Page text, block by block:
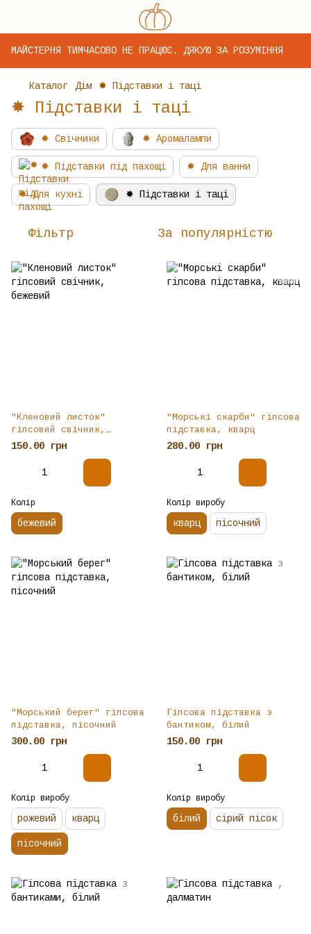
МАЙСТЕРНЯ ТИМЧАСОВО НЕ ПРАЦЮЄ. ДЯКУЮ ЗА РОЗУМІННЯ
Каталог Дім ✸ Підставки і таці
✸ Підставки і таці
✸ Свічники ✸ Аромалампи
✸ Підставки під пахощі ✸ Для ванни
✸ Для кухні ✸ Підставки і таці
Фільтр За популярністю
"Кленовий листок"
гіпсовий свічник,
бежевий
150.00 грн
Колір
бежевий
"Морські скарби" гіпсова
підставка, кварц
280.00 грн
Колір виробу
кварц пісочний
"Морський берег" гіпсова
підставка, пісочний
300.00 грн
Колір виробу
рожевий кварц
пісочний
Гіпсова підставка з
бантиком, білий
150.00 грн
Колір виробу
білий сірий пісок